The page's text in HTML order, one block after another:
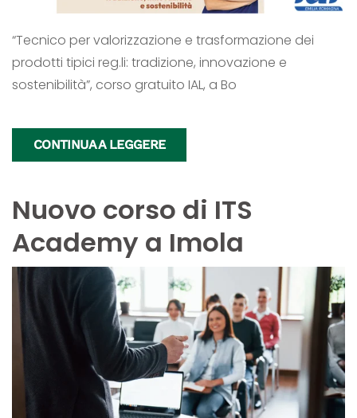
“Tecnico per valorizzazione e trasformazione dei
prodotti tipici reg.li: tradizione, innovazione e
sostenibilità”, corso gratuito IAL, a Bo
CONTINUA A LEGGERE
Nuovo corso di ITS
Academy a Imola